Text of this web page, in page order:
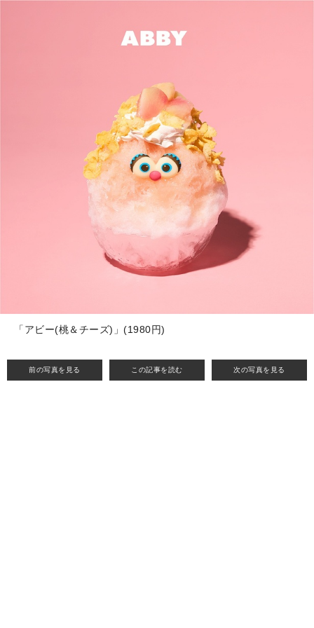
前の写真を見る この記事を読む 次の写真を見る
「アビー(桃＆チーズ)」(1980円)